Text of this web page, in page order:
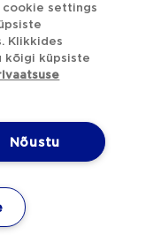
Tagasi üles
settings
Klikkides
kõigi küpsiste
Nõustu